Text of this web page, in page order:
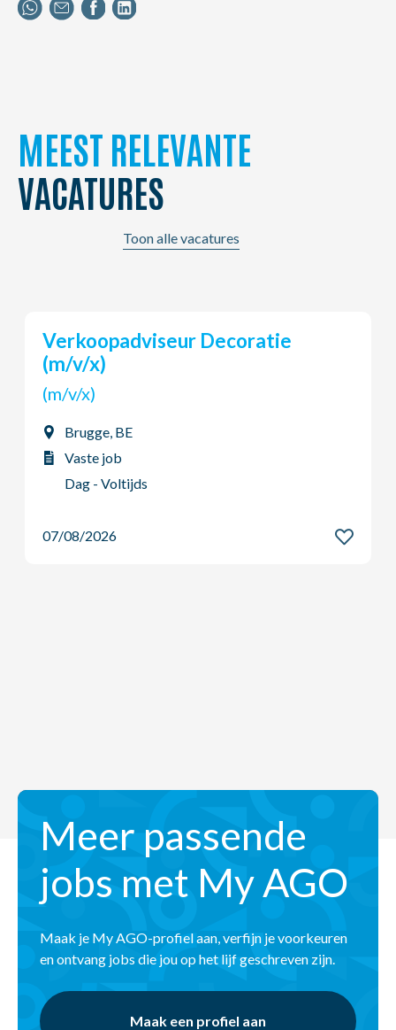
MEEST RELEVANTE
VACATURES
Toon alle vacatures
Bordenbouwer
Meer passende
jobs met My AGO
Maak je My AGO-profiel aan, verfijn je voorkeuren
en ontvang jobs die jou op het lijf geschreven zijn.
Maak een profiel aan